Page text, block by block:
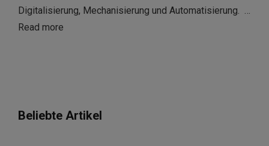
Digitalisierung, Mechanisierung und Automatisierung. …
Read more
Beliebte Artikel